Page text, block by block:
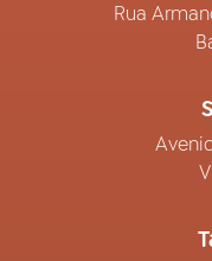
Rua